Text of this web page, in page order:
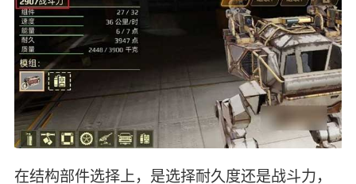
在结构部件选择上，是选择耐久度还是战斗力，